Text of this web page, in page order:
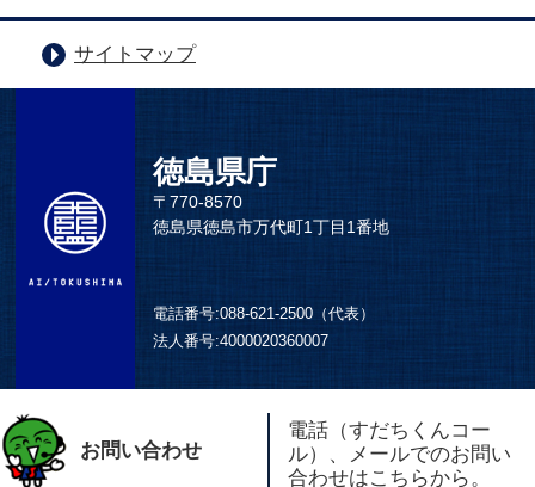
サイトマップ
徳島県庁
〒770-8570
徳島県徳島市万代町1丁目1番地
電話番号:088-621-2500（代表）
法人番号:4000020360007
お問い合わせ
電話（すだちくんコー
ル）、メールでのお問い
合わせはこちらから。